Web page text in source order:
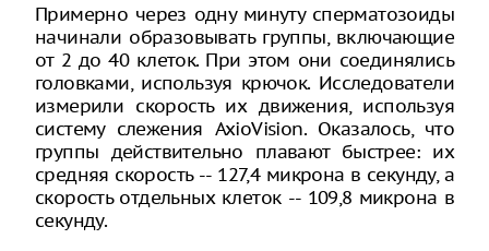
Примерно через одну минуту сперматозоиды
начинали образовывать группы, включающие
от 2 до 40 клеток. При этом они соединялись
головками, используя крючок. Исследователи
измерили скорость их движения, используя
систему слежения AxioVision. Оказалось, что
группы действительно плавают быстрее: их
средняя скорость -- 127,4 микрона в секунду, а
скорость отдельных клеток -- 109,8 микрона в
секунду.